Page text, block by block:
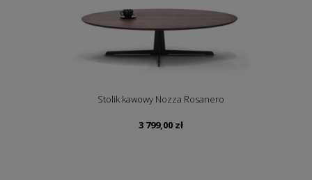
Stolik kawowy Nozza Rosanero
3 799,00 zł